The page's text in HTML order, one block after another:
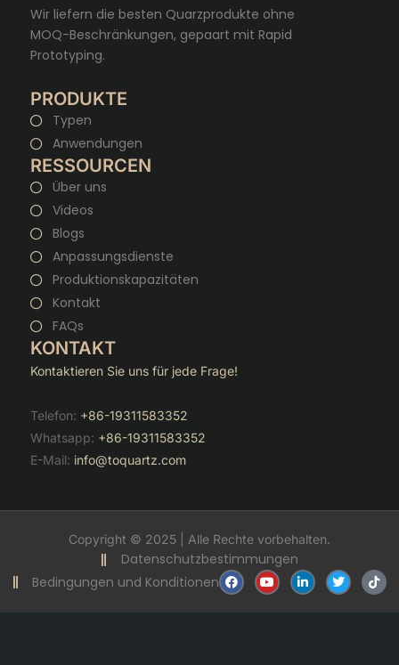
Wir liefern die besten Quarzprodukte ohne
MOQ-Beschränkungen, gepaart mit Rapid
Prototyping.
PRODUKTE
Typen
Anwendungen
RESSOURCEN
Über uns
Videos
Blogs
Anpassungsdienste
Produktionskapazitäten
Kontakt
FAQs
KONTAKT
Kontaktieren Sie uns für jede Frage!
Telefon: +86-19311583352
Whatsapp: +86-19311583352
E-Mail: info@toquartz.com
Copyright © 2025 | Alle Rechte vorbehalten.
Datenschutzbestimmungen
Bedingungen und Konditionen
F
a
c
Y
o
u
V
e
r
T
w
i
T
i
k